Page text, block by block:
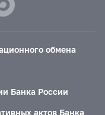
обмена
Банка России
актов Банка